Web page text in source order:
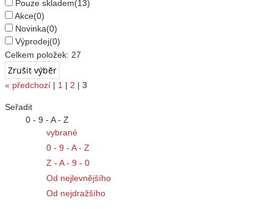
Pouze skladem(13)
Akce(0)
Novinka(0)
Výprodej(0)
Celkem položek: 27
« předchozí | 1 | 2 | 3
Seřadit
0 - 9 - A - Z
vybrané
0 - 9 - A - Z
Z - A - 9 - 0
Od nejlevnějšího
Od nejdražšího